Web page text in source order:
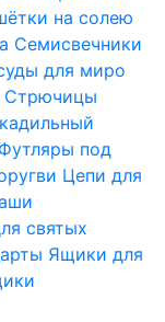
на солею
Семисвечники
для миро
Стрючицы
Футляры под
Цепи для
святых
Ящики для